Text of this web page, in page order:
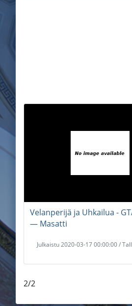
Velanperijä ja Uhkailua -
― Masatti
Julkaistu 2020-03-17 00:00:00 /
2/2